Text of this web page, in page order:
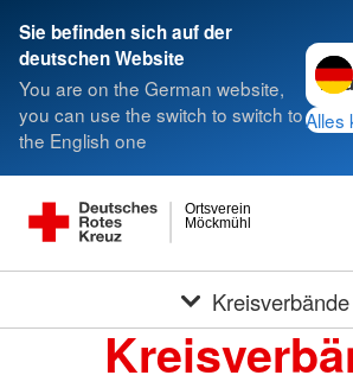
Sie befinden sich auf der
deutschen Website
You are on the German website,
you can use the switch to switch to
the English one
Alles
Möckmühl
Ortsverein
Kreisverbände